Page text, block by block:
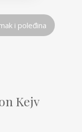
i poleđina
Kejv